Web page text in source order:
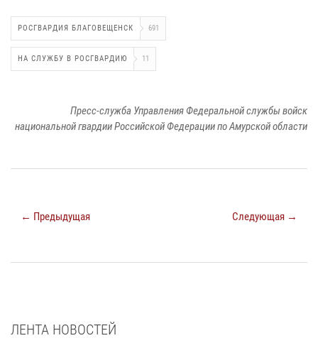
РОСГВАРДИЯ БЛАГОВЕЩЕНСК 691
НА СЛУЖБУ В РОСГВАРДИЮ 11
Пресс-служба Управления Федеральной службы войск
национальной гвардии Российской Федерации по Амурской области
← Предыдущая Следующая →
ЛЕНТА НОВОСТЕЙ